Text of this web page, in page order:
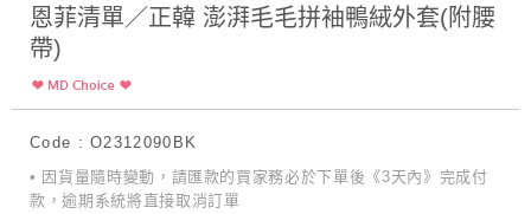
恩菲清單／正韓 澎湃毛毛拼袖鴨絨外套(附腰
帶)
Code : O2312090BK
• 因貨量隨時變動，請匯款的買家務必於下單後《3天內》完成付
款，逾期系統將直接取消訂單